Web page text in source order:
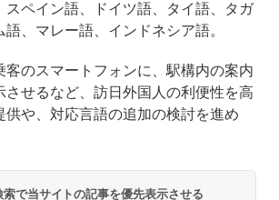
スペイン語、ドイツ語、タイ語、タガ
語、マレー語、インドネシア語。
客のスマートフォンに、駅構内の案内
させるなど、訪日外国人の利便性を高
供や、対応言語の追加の検討を進め
で当サイトの記事を優先表示させる